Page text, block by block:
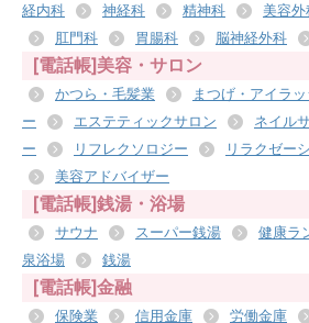
経内科
神経科 精神科 美容外
肛門科
胃腸科 脳神経外科
[電話帳]美容・サロン
かつら・毛髪業 まつげ・アイラッ
ー
エステティックサロン ネイル
ー
リフレクソロジー リラクゼー
美容アドバイザー
[電話帳]銭湯・浴場
サウナ スーパー銭湯 健康ラ
泉浴場
銭湯
[電話帳]金融
保険業 信用金庫 労働金庫